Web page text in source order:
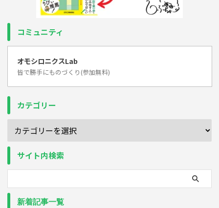
コミュニティ
オモシロニクスLab
皆で勝手にものづくり(参加無料)
カテゴリー
サイト内検索
新着記事一覧